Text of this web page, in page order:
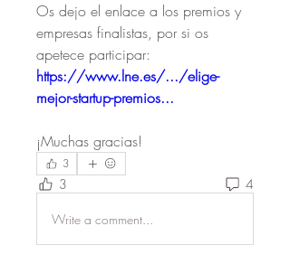
Os dejo el enlace a los premios y
empresas finalistas, por si os
https://www.lne.es/.../elige-
mejor-startup-premios...
¡Muchas gracias!
3
3 4
Write a comment...